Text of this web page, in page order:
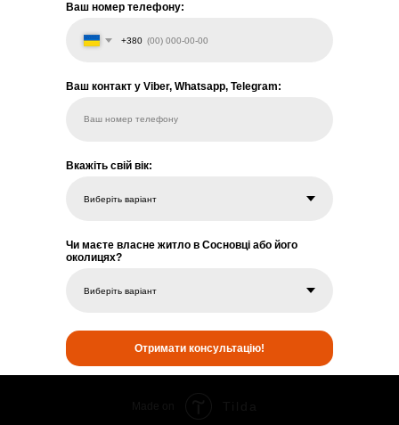
Ваш номер телефону:
+380
Ваш контакт у Viber, Whatsapp, Telegram:
Ваш номер телефону
Вкажіть свій вік:
Чи маєте власне житло в Сосновці або його
околицях?
Отримати консультацію!